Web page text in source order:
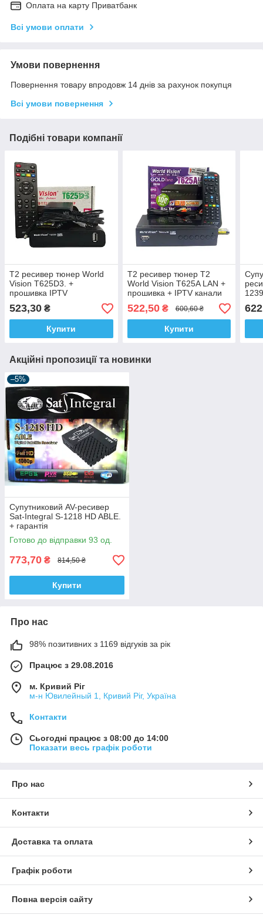
Оплата на карту Приватбанк
Всі умови оплати
Умови повернення
Повернення товару впродовж 14 днів за рахунок покупця
Всі умови повернення
Подібні товари компанії
Т2 ресивер тюнер World
Vision T625D3. +
прошивка IPTV
523,30 ₴
Купити
Т2 ресивер тюнер T2
World Vision T625A LAN +
прошивка + IPTV канали
522,50₴ 600,60 ₴
Купити
Акційні пропозиції та новинки
–5%
Супутниковий AV-ресивер
Sat-Integral S-1218 HD ABLE.
+ гарантія
Готово до відправки 93 од.
773,70 ₴ 814,50 ₴
Купити
Про нас
98% позитивних з 1169 відгуків за рік
Працює з 29.08.2016
м. Кривий Ріг
м-н Ювилейный 1, Кривий Ріг, Україна
Контакти
Сьогодні працює з 08:00 до 14:00
Показати весь графік роботи
Про нас
Контакти
Доставка та оплата
Графік роботи
Повна версія сайту